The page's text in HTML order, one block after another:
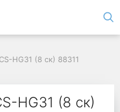
HG31 (8 ск) 88311
HG31 (8 ск)